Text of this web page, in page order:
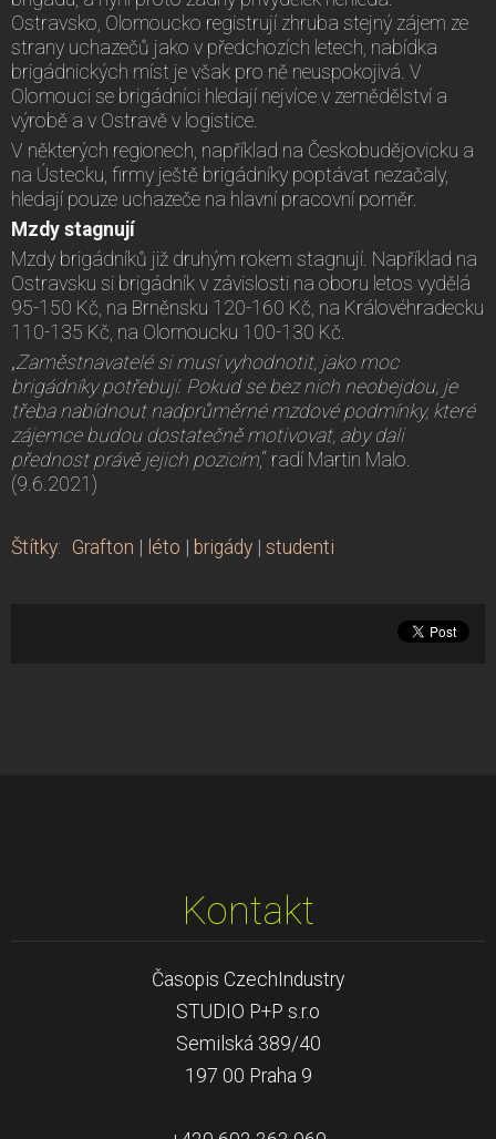
Ostravsko, Olomoucko registrují zhruba stejný zájem ze
strany uchazečů jako v předchozích letech, nabídka
brigádnických míst je však pro ně neuspokojivá. V
Olomouci se brigádníci hledají nejvíce v zemědělství a
výrobě a v Ostravě v logistice.
V některých regionech, například na Českobudějovicku a
na Ústecku, firmy ještě brigádníky poptávat nezačaly,
hledají pouze uchazeče na hlavní pracovní poměr.
Mzdy stagnují
Mzdy brigádníků již druhým rokem stagnují. Například na
Ostravsku si brigádník v závislosti na oboru letos vydělá
95-150 Kč, na Brněnsku 120-160 Kč, na Královéhradecku
110-135 Kč, na Olomoucku 100-130 Kč.
„Zaměstnavatelé si musí vyhodnotit, jako moc
brigádníky potřebují. Pokud se bez nich neobejdou, je
třeba nabídnout nadprůměrné mzdové podmínky, které
zájemce budou dostatečně motivovat, aby dali
přednost právě jejich pozicím,“ radí Martin Malo.
(9.6.2021)
Štítky: Grafton | léto | brigády | studenti
Kontakt
Časopis CzechIndustry
STUDIO P+P s.r.o
Semilská 389/40
197 00 Praha 9